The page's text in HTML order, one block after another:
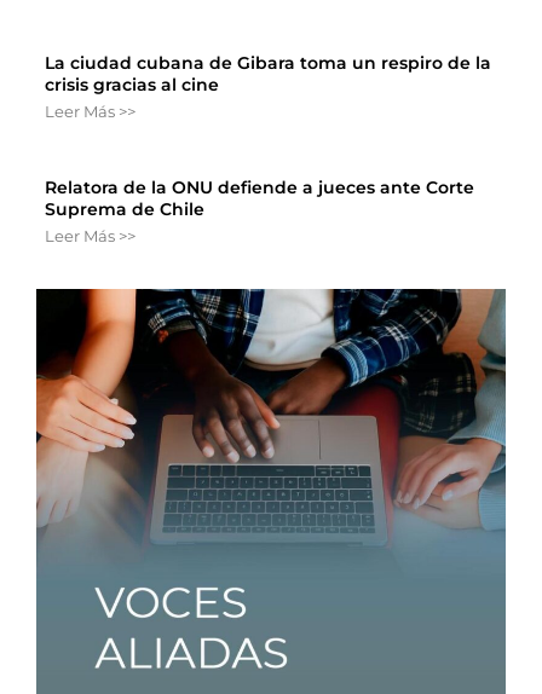
La ciudad cubana de Gibara toma un respiro de la
crisis gracias al cine
Leer Más >>
Relatora de la ONU defiende a jueces ante Corte
Suprema de Chile
Leer Más >>